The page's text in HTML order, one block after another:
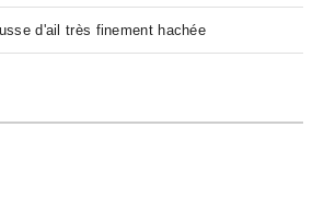
d'ail très finement hachée